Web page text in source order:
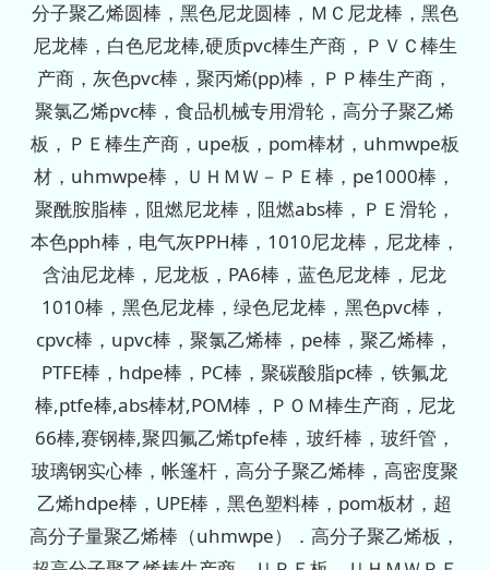
分子聚乙烯圆棒，黑色尼龙圆棒，ＭＣ尼龙棒，黑色
尼龙棒，白色尼龙棒,硬质pvc棒生产商，ＰＶＣ棒生
产商，灰色pvc棒，聚丙烯(pp)棒，ＰＰ棒生产商，
聚氯乙烯pvc棒，食品机械专用滑轮，高分子聚乙烯
板，ＰＥ棒生产商，upe板，pom棒材，uhmwpe板
材，uhmwpe棒，ＵＨＭＷ－ＰＥ棒，pe1000棒，
聚酰胺脂棒，阻燃尼龙棒，阻燃abs棒，ＰＥ滑轮，
本色pph棒，电气灰PPH棒，1010尼龙棒，尼龙棒，
含油尼龙棒，尼龙板，PA6棒，蓝色尼龙棒，尼龙
1010棒，黑色尼龙棒，绿色尼龙棒，黑色pvc棒，
cpvc棒，upvc棒，聚氯乙烯棒，pe棒，聚乙烯棒，
PTFE棒，hdpe棒，PC棒，聚碳酸脂pc棒，铁氟龙
棒,ptfe棒,abs棒材,POM棒，ＰＯＭ棒生产商，尼龙
66棒,赛钢棒,聚四氟乙烯tpfe棒，玻纤棒，玻纤管，
玻璃钢实心棒，帐篷杆，高分子聚乙烯棒，高密度聚
乙烯hdpe棒，UPE棒，黑色塑料棒，pom板材，超
高分子量聚乙烯棒（uhmwpe）．高分子聚乙烯板，